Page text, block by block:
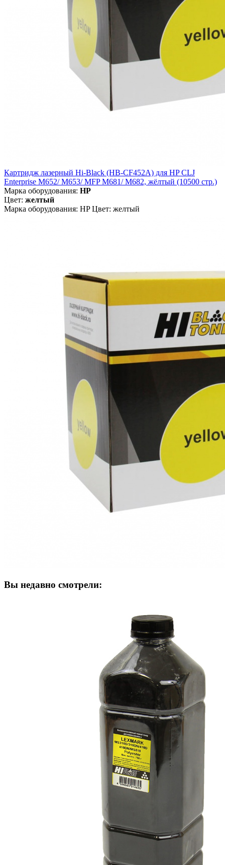
Картридж лазерный Hi-Black (HB-CF452A) для HP CLJ
Enterprise M652/ M653/ MFP M681/ M682, жёлтый (10500 стр.)
Марка оборудования: HP
Цвет: желтый
Марка оборудования: HP Цвет: желтый
Вы недавно смотрели: